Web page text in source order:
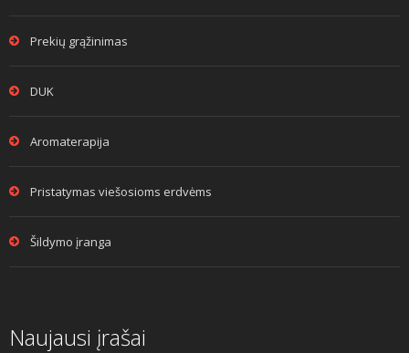
Prekių grąžinimas
DUK
Aromaterapija
Pristatymas viešosioms erdvėms
Šildymo įranga
Naujausi įrašai